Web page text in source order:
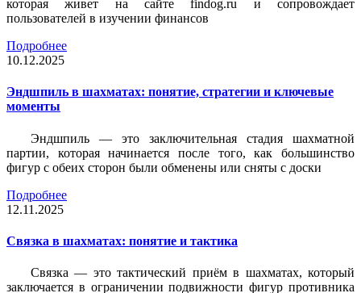
которая живет на сайте findog.ru и сопровождает
пользователей в изучении финансов
Подробнее
10.12.2025
Эндшпиль в шахматах: понятие, стратегии и ключевые
моменты
Эндшпиль — это заключительная стадия шахматной
партии, которая начинается после того, как большинство
фигур с обеих сторон были обменены или сняты с доски
Подробнее
12.11.2025
Связка в шахматах: понятие и тактика
Связка — это тактический приём в шахматах, который
заключается в ограничении подвижности фигур противника